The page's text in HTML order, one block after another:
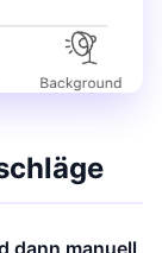
dann manuell